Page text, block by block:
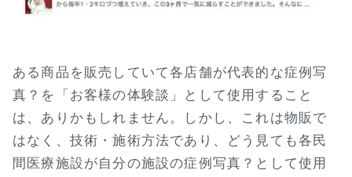
ある商品を販売していて各店舗が代表的な症例写
真？を「お客様の体験談」として使用すること
は、ありかもしれません。しかし、これは物販で
はなく、技術・施術方法であり、どう見ても各民
間医療施設が自分の施設の症例写真？として使用